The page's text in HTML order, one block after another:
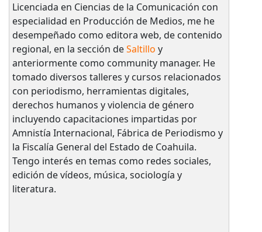
Licenciada en Ciencias de la Comunicación con
especialidad en Producción de Medios, me he
desempeñado como editora web, de contenido
regional, en la sección deSaltillo y
anteriormente como community manager. He
tomado diversos talleres y cursos relacionados
con periodismo, herramientas digitales,
derechos humanos y violencia de género
incluyendo capacitaciones impartidas por
Amnistía Internacional, Fábrica de Periodismo y
la Fiscalía General del Estado de Coahuila.
Tengo interés en temas como redes sociales,
edición de vídeos, música, sociología y
literatura.